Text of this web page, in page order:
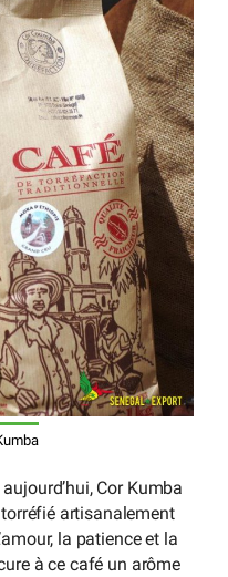
Cor Kumba
artisanalement
la patience et la
à ce café un arôme